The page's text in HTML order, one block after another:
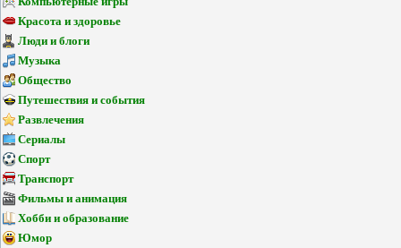
Красота и здоровье
Люди и блоги
Музыка
Общество
Путешествия и события
Развлечения
Сериалы
Спорт
Транспорт
Фильмы и анимация
Хобби и образование
Юмор